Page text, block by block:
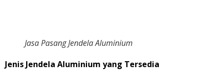
Jasa Pasang Jendela Aluminium
Jenis Jendela Aluminium yang Tersedia